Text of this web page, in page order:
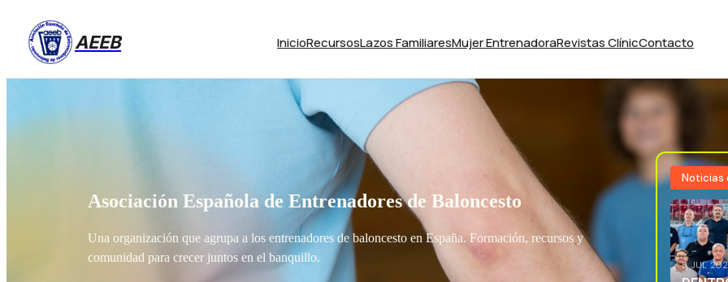
AEEB InicioRecursosLazos FamiliaresMujer EntrenadoraRevistas ClínicContacto
Asociación Española de Entrenadores de Baloncesto
Una organización que agrupa a los entrenadores de baloncesto en España. Formación, recursos y
comunidad para crecer juntos en el banquillo.
Noticias
3 JUL